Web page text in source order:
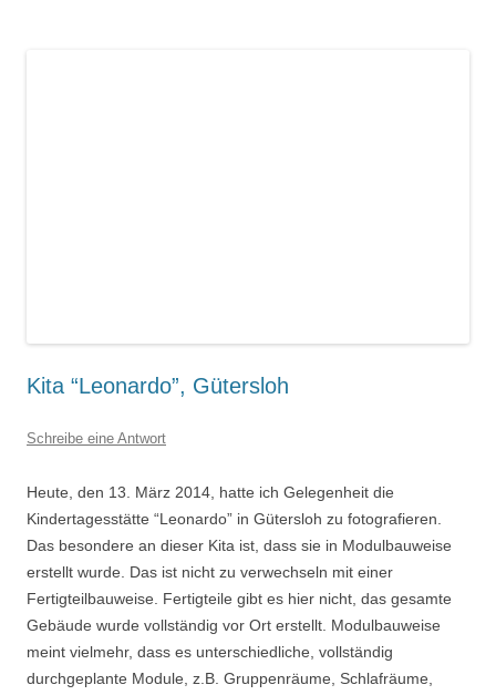
Kita “Leonardo”, Gütersloh
Schreibe eine Antwort
Heute, den 13. März 2014, hatte ich Gelegenheit die
Kindertagesstätte “Leonardo” in Gütersloh zu fotografieren.
Das besondere an dieser Kita ist, dass sie in Modulbauweise
erstellt wurde. Das ist nicht zu verwechseln mit einer
Fertigteilbauweise. Fertigteile gibt es hier nicht, das gesamte
Gebäude wurde vollständig vor Ort erstellt. Modulbauweise
meint vielmehr, dass es unterschiedliche, vollständig
durchgeplante Module, z.B. Gruppenräume, Schlafräume,